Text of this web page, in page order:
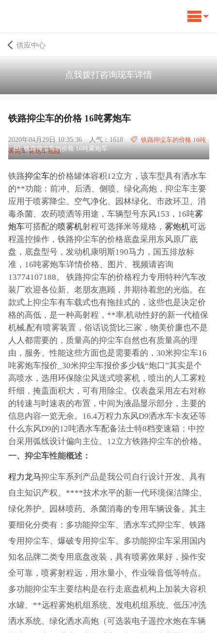
供应中心
点我拨打咨询现车详情
铁路抑尘车的价格 16吨雾炮车
2020年04月29日 10:35:36 人气：1618
铁路抑尘车的价格 16吨
雾炮车 雾炮车视频
铁路抑尘车的价格 16吨雾炮车
铁路抑尘车的价格罐体容积12立方，该车型具有洒水车
的**功能：前冲、后洒、侧喷、绿化高炮，抑尘车主要
应用于喷雾降尘、空气净化、园林绿化、市政环卫、消
毒杀菌、农药喷洒等用途，车辆型号东风153，16吨雾
炮车可搭配的喷雾机射程可选择米等规格， 雾炮机可远
程遥控操作，铁路抑尘车的价格底盘采用东风原厂底
盘，底盘型号，发动机康明斯190马力，国五排放标
准，16吨雾炮车详情价格、图片、视频请咨询
13774107188。 铁路抑尘车的价格程力专用特种汽车改
装厂欢迎各位新、老朋友惠顾，并期待着您的光临。在
款式上抑尘车有车载式也有拖挂式的，这些也是决定价
格的高低，是一种高射程，**率,机动性好的新一代植保
机械,配有喷雾装置，俗话说货比三家，物美价廉也不是
人人都需要的，质量高的抑尘车自然也有质量高的理
由，服务、性能这些方面也是需要看的，30米抑尘车16
吨雾炮车报价_30米抑尘车报价多少钱“炮口”其实是个
高喷水，选用环保除尘风送式喷雾机，喷出的人工雾粒
纤细，掩盖面积大，可有用除尘。仪表盘采用左右对称
的转速与时速表的布置，中间为液晶显示部分，主要的
信息内容一览无余。16.4万程力东风D9洒水车卡友还等
什么东风D9的12吨洒水车配备法士特8档变速箱；中控
台采用弧线设计偏向主位。12立方铁路抑尘车的价格。
一、抑尘车性能概述：
程力龙马抑尘车系列产品是我公司自行设计开发、具有
自主知识产权、****技术水平的新一代环境保洁降尘、
绿化养护、园林喷药、杀菌消毒的专用车辆设备。其主
要细化分类有：多功能抑尘车、洒水车式抑尘车、铁路
专用抑尘车、爆破专用抑尘车。多功能抑尘车采用国内
知名品牌二类专用底盘改装，具有喷雾效果好，操作安
全可靠，喷雾射程远，用水量小、作业噪音低等特点。
多功能抑尘车主要结构是在行走底盘机构上加装大容积
水罐、**远程雾炮机组系统、发电机组系统、低压冲洗
洒水系统、绿化洒水高炮（可选装电子遥控水炮在车辆